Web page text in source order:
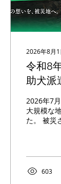
前十字靱
外科疾患
術技術、
められま
たちは、
いこと」
す。
2026年8月1
令和8
助犬派
援募
2026年7
大規模な
た。 被災された皆さまに、
確認が続い
NPO法人
会では、
603